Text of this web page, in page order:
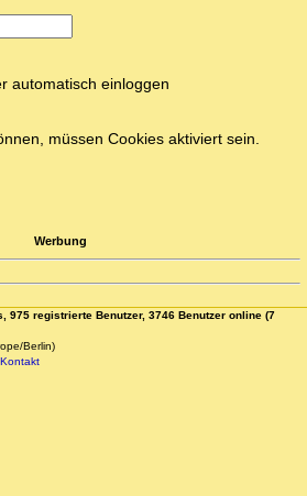
automatisch einloggen
müssen Cookies aktiviert sein.
Werbung
975 registrierte Benutzer, 3746 Benutzer online (7
Berlin)
Kontakt